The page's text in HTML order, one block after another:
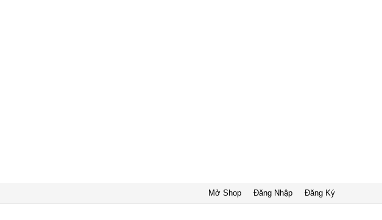
Đăng Ký
Đăng Nhập
Mở Shop